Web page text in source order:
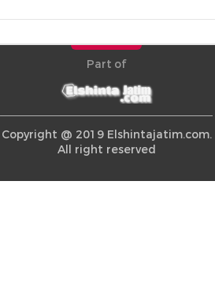
Cair karena
Budi” Pemerintah
Internal MA
Part of
Copyright @ 2019 Elshintajatim.com.
All right reserved